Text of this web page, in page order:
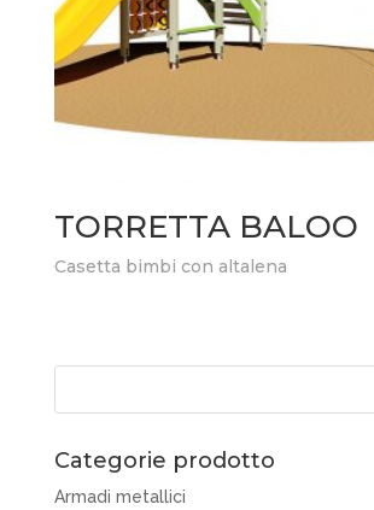
TORRETTA BALOO
Casetta bimbi con altalena
Categorie prodotto
Armadi metallici